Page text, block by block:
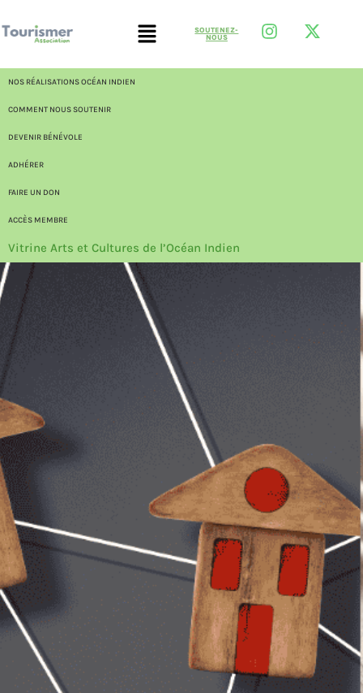
SOUTENEZ-
NOUS
NOS RÉALISATIONS OCÉAN INDIEN
COMMENT NOUS SOUTENIR
DEVENIR BÉNÉVOLE
ADHÉRER
FAIRE UN DON
ACCÈS MEMBRE
Vitrine Arts et Cultures de l’Océan Indien